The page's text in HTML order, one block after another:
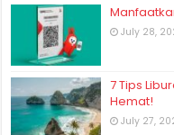
July 28,
7 Tips
Hemat!
July 27,